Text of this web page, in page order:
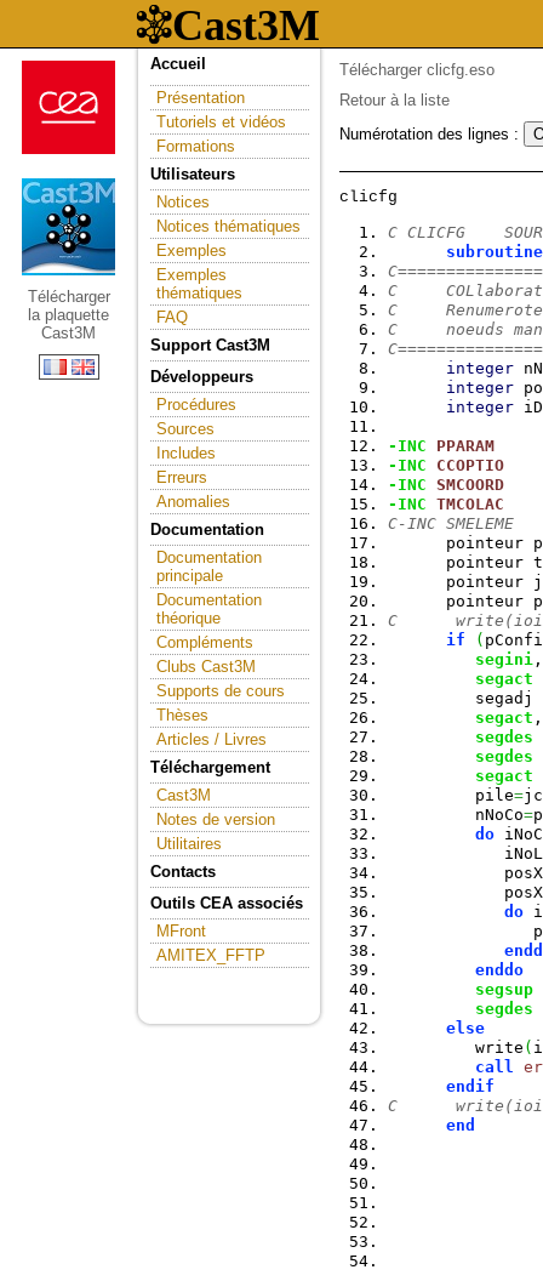
Télécharger
la plaquette
Cast3M
Accueil
Présentation
Tutoriels et vidéos
Formations
Utilisateurs
Notices
Notices thématiques
Exemples
Exemples
thématiques
FAQ
Support Cast3M
Développeurs
Procédures
Sources
Includes
Erreurs
Anomalies
Documentation
Documentation
principale
Documentation
théorique
Compléments
Clubs Cast3M
Supports de cours
Thèses
Articles / Livres
Téléchargement
Cast3M
Notes de version
Utilitaires
Contacts
Outils CEA associés
MFront
AMITEX_FFTP
Télécharger clicfg.eso
Retour à la liste
Numérotation des lignes :
C CLICFG
subroutine
C
C
C     noeuds
integer
integer
integer
-INC
PPARAM
-INC
CCOPTIO
-INC SMCOORD
-INC TMCOLAC
C-INC SMELEME
pointeur
pointeur
pointeur
pointeur
C
if
(
segini
segact
segadj
segact
segdes
segdes
segact
         pile
=
         nNoCo
=
do
do i
enddo
segsup
segdes
else
         write
(
call
endif
C
end